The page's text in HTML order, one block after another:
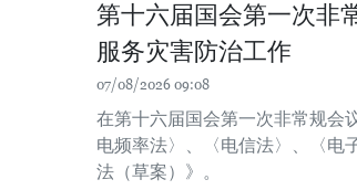
第十六届国会第一次非
服务灾害防治工作
07/08/2026 09:08
在第十六届国会第一次非常规会
电频率法〉、〈电信法〉、〈电
法（草案）》。